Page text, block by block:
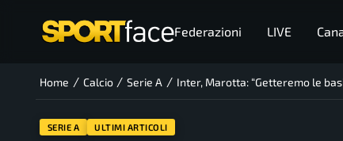
Federazioni LIVE
Home / Calcio / Serie A / Inter, Marotta: “Getteremo le
SERIE A ULTIMI ARTICOLI